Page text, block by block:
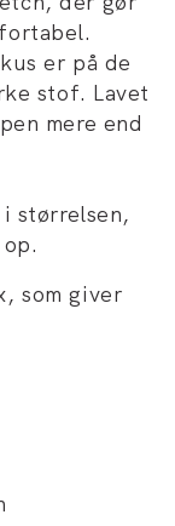
er på de
stof. Lavet
mere end
størrelsen,
som giver